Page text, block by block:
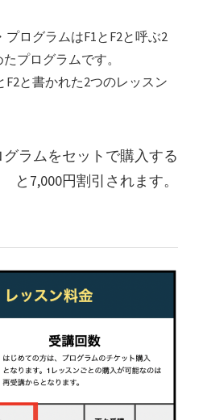
ログラムはF1とF2と呼ぶ2
プログラムです。
と書かれた2つのレッスン
ラムをセットで購入する
と7,000円割引されます。